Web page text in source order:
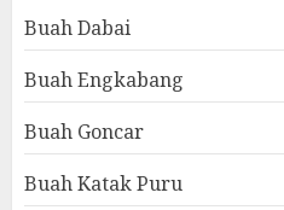
Buah Dabai
Buah Engkabang
Buah Goncar
Buah Katak Puru